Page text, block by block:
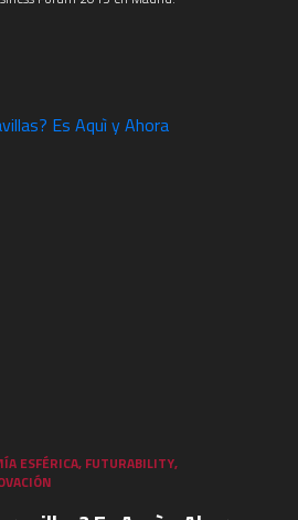
ESFÉRICA, FUTURABILITY,